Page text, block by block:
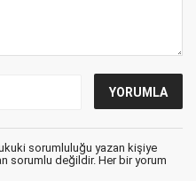
sorumluluğu yazan kişiye
sorumlu değildir. Her bir yorum